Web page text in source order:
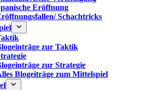
Eröffnung
Schachtricks
zur Taktik
zur Strategie
Blogeiträge zum Mittelspiel